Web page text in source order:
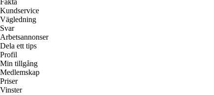
Fakta
Kundservice
Vägledning
Svar
Arbetsannonser
Dela ett tips
Profil
Min tillgång
Medlemskap
Priser
Vinster